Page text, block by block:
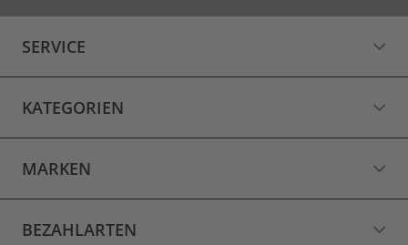
SERVICE
KATEGORIEN
MARKEN
BEZAHLARTEN